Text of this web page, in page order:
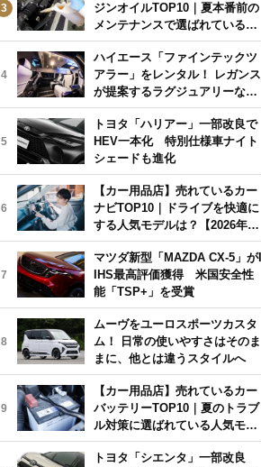
3
ジンオイルTOP10｜夏本番前の
メンテナンスで選ばれている人
気モデルは？【2026年6月版】
4
ハイエース「ファインテックツ
アラー」をレンタル！ レガンス
が提案するラグジュアリーな移
動体験
5
トヨタ「ハリアー」一部改良で
HEV一本化 特別仕様車ナイト
シェードも進化
6
【カー用品店】売れているカー
ナビTOP10｜ドライブを快適に
する人気モデルは？【2026年6
月版】
7
マツダ新型「MAZDA CX-5」がI
IHS最高評価獲得 米国安全性
能「TSP+」を受賞
8
ムーヴをユーロスポーツカスタ
ム！ 日常の使いやすさはそのま
まに、他とは違うスタイルへ
9
【カー用品店】売れているカー
バッテリーTOP10｜夏のトラブ
ル対策に選ばれている人気モデ
ルは？【2026年6月版】
トヨタ「シエンタ」一部改良